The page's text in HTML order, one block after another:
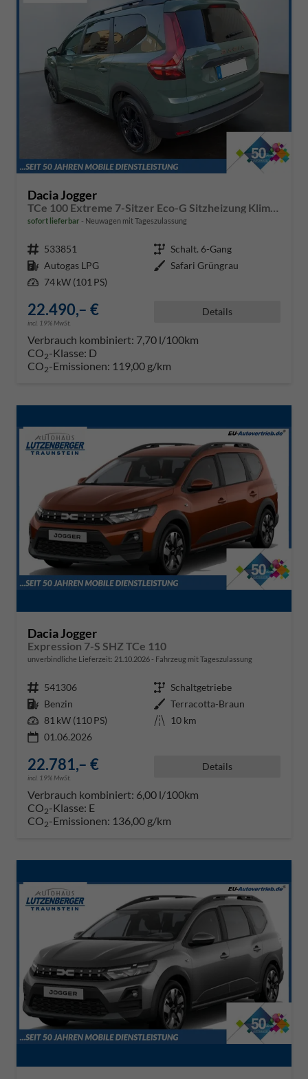
Dacia Jogger
sofort lieferbar Neuwagen mit Tageszulassung
Fahrzeugnr. 533851 Getriebe Schalt. 6-Gang
Kraftstoff Autogas LPG Außenfarbe Safari Grüngrau
Leistung 74 kW (101 PS)
22.490,– €
incl. 19% MwSt.
Details
Verbrauch kombiniert: 7,70 l/100km
CO2-Klasse: D
CO2-Emissionen: 119,00 g/km
Dacia Jogger
Expression 7-S SHZ TCe 110
unverbindliche Lieferzeit: 21.10.2026 Fahrzeug mit Tageszulassung
Fahrzeugnr. 541306 Getriebe Schaltgetriebe
Kraftstoff Benzin Außenfarbe Terracotta-Braun
Leistung 81 kW (110 PS) Kilometerstand 10 km
01.06.2026
22.781,– €
incl. 19% MwSt.
Details
Verbrauch kombiniert: 6,00 l/100km
CO2-Klasse: E
CO2-Emissionen: 136,00 g/km